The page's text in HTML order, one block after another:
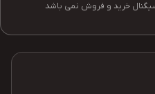
سیگنال خرید و فروش نمی باشد